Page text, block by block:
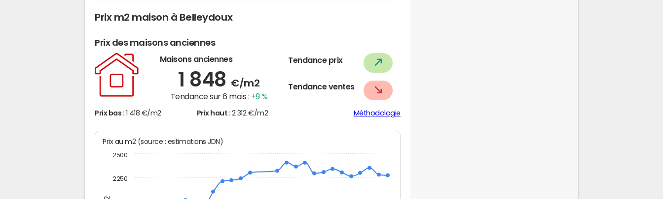
Prix m2 maison à Belleydoux
Prix des maisons anciennes
Maisons anciennes
1 848 €/m2
Tendance sur 6 mois : +9 %
Tendance prix
Tendance ventes
Prix bas : 1 418 €/m2 Prix haut : 2 312 €/m2 Méthodologie
Prix au m2 (source : estimations JDN)
2250
2500